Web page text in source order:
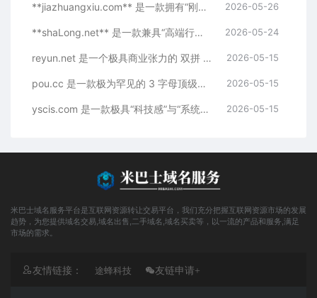
**jiazhuangxiu.com** 是一款拥有“刚需天花板”语义的... 2026-05-26
**shaLong.net** 是一款兼具“高端行业社交”与“全球出... 2026-05-24
reyun.net 是一个极具商业张力的 双拼 .net 域名 2026-05-15
pou.cc 是一款极为罕见的 3 字母顶级短域名 2026-05-15
yscis.com 是一款极具“科技感”与“系统化”属性的 5字母... 2026-05-15
米巴士域名服务平台是互联网资源转让交易平台，我们充分把握互联网资源市场的发展
趋势，为您提供域名交易,域名出售,二手域名,域名买卖等，以一流的产品和服务,满足
市场的需求。
友情链接： 途蜂科技 友链申请+